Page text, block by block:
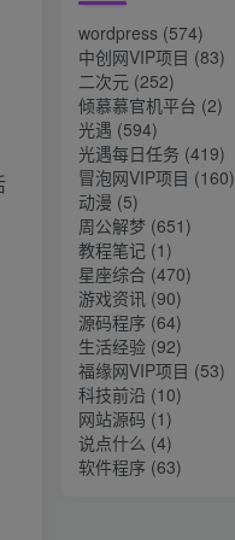
wordpress (574)
中创网VIP项目 (83)
二次元 (252)
倾慕慕官机平台 (2)
光遇 (594)
光遇每日任务 (419)
冒泡网VIP项目 (160)
动漫 (5)
周公解梦 (651)
教程笔记 (1)
星座综合 (470)
游戏资讯 (90)
源码程序 (64)
生活经验 (92)
福缘网VIP项目 (53)
科技前沿 (10)
网站源码 (1)
说点什么 (4)
软件程序 (63)